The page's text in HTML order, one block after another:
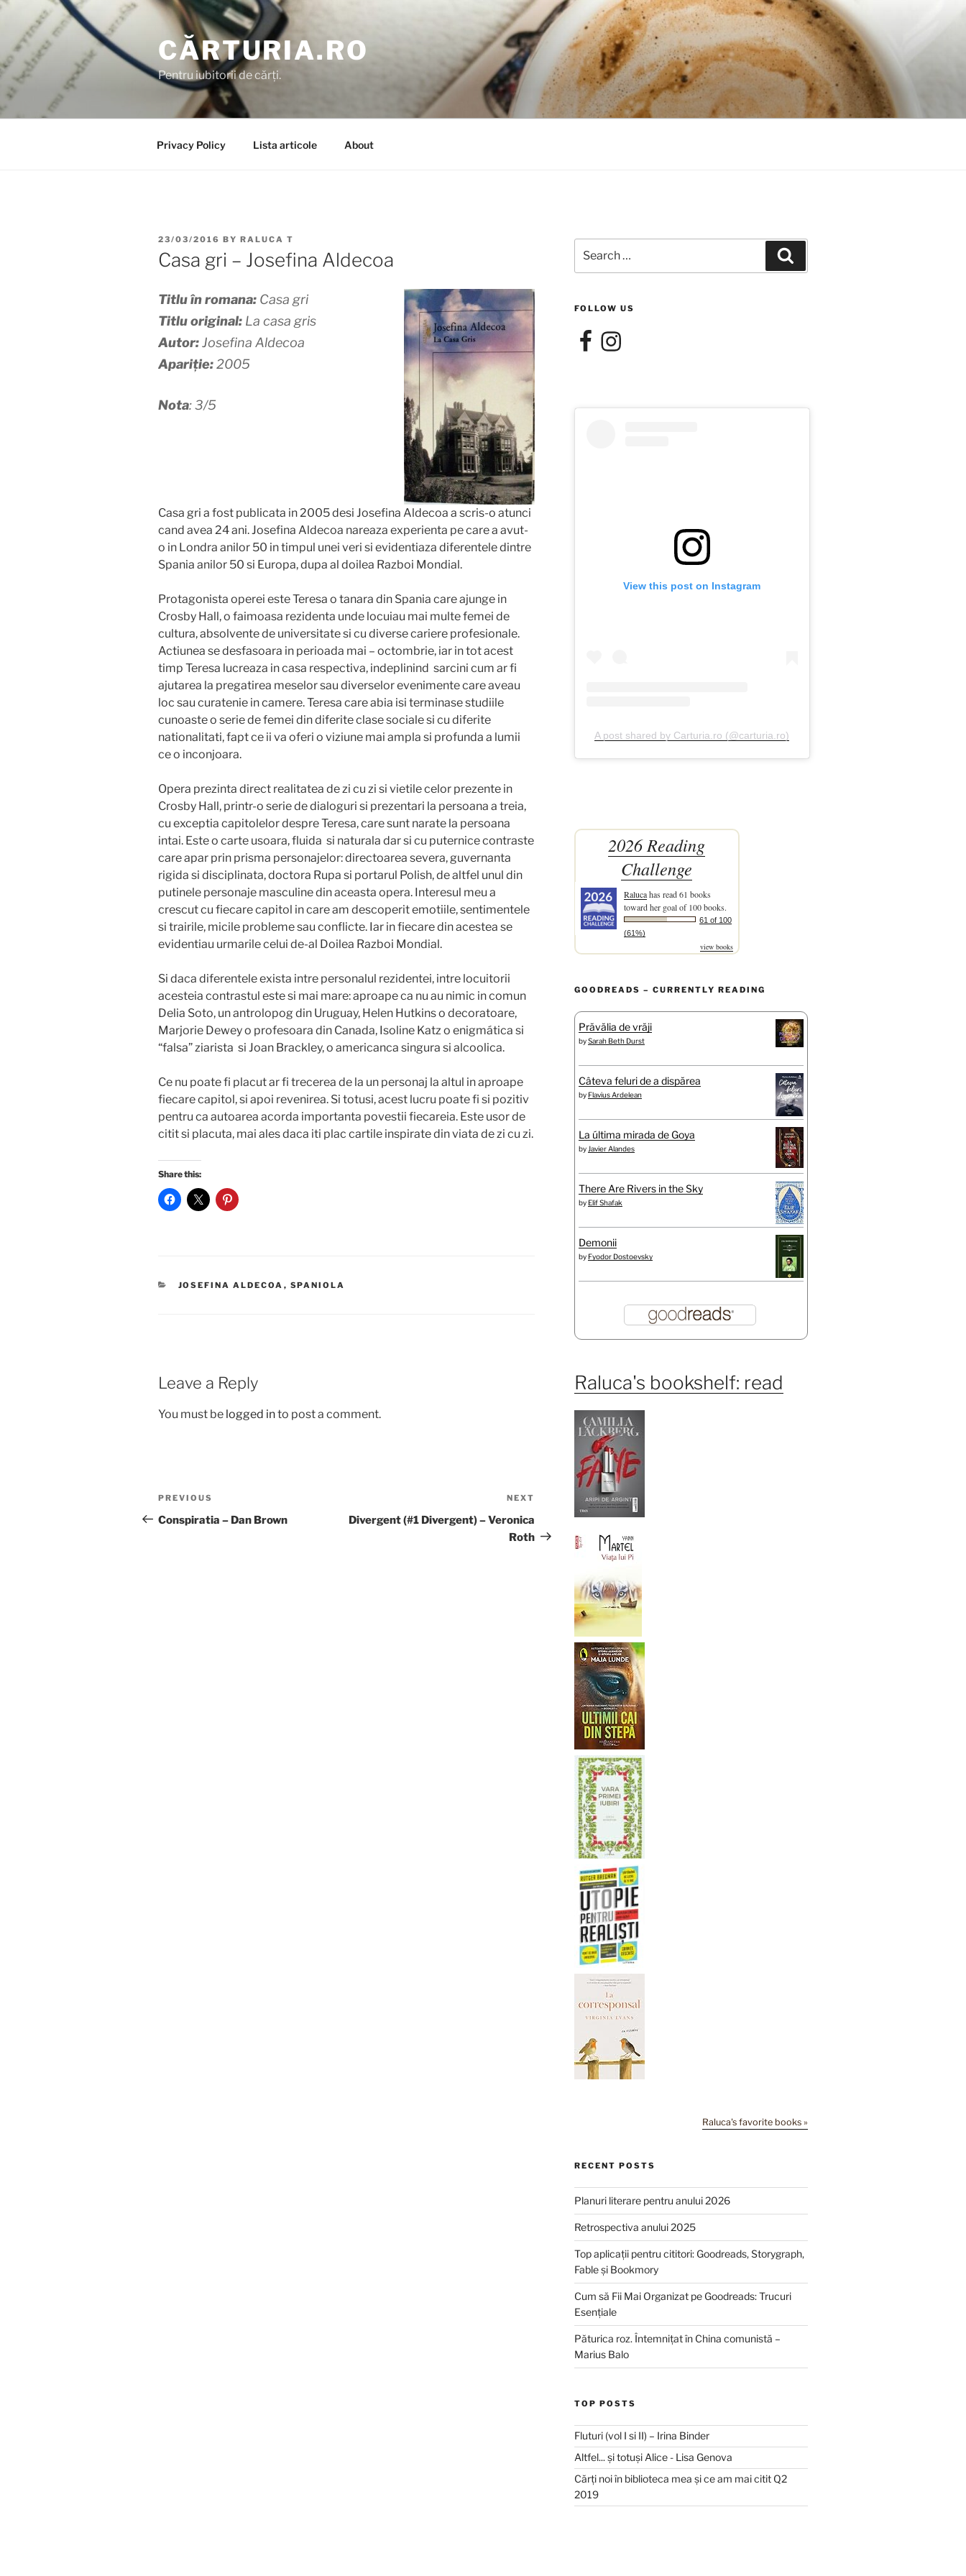
Skip
content
CĂRTURIA.RO
Pentru iubitorii de cărți.
Privacy Policy Lista articole About
POSTED
ON
23/03/2016 BY RALUCA T
Casa gri – Josefina Aldecoa
Titlu în romana: Casa gri
Titlu original: La casa gris
Autor:Josefina Aldecoa
Apariție:2005
Nota: 3/5
Casa gri a fost publicata in 2005 desi Josefina Aldecoa a scris-o atunci
cand avea 24 ani. Josefina Aldecoa nareaza experienta pe care a avut-
o in Londra anilor 50 in timpul unei veri si evidentiaza diferentele dintre
Spania anilor 50 si Europa, dupa al doilea Razboi Mondial.
Protagonista operei este Teresa o tanara din Spania care ajunge in
Crosby Hall, o faimoasa rezidenta unde locuiau mai multe femei de
cultura, absolvente de universitate si cu diverse cariere profesionale.
Actiunea se desfasoara in perioada mai – octombrie, iar in tot acest
timp Teresa lucreaza in casa respectiva, indeplinind sarcini cum ar fi
ajutarea la pregatirea meselor sau diverselor evenimente care aveau
loc sau curatenie in camere. Teresa care abia isi terminase studiile
cunoaste o serie de femei din diferite clase sociale si cu diferite
nationalitati, fapt ce ii va oferi o viziune mai ampla si profunda a lumii
ce o inconjoara.
Opera prezinta direct realitatea de zi cu zi si vietile celor prezente in
Crosby Hall, printr-o serie de dialoguri si prezentari la persoana a treia,
cu exceptia capitolelor despre Teresa, care sunt narate la persoana
intai. Este o carte usoara, fluida si naturala dar si cu puternice contraste
care apar prin prisma personajelor: directoarea severa, guvernanta
rigida si disciplinata, doctora Rupa si portarul Polish, de altfel unul din
putinele personaje masculine din aceasta opera. Interesul meu a
crescut cu fiecare capitol in care am descoperit emotiile, sentimentele
si trairile, micile probleme sau conflicte. Iar in fiecare din acestea se
evidentiau urmarile celui de-al Doilea Razboi Mondial.
Si daca diferentele exista intre personalul rezidentei, intre locuitorii
acesteia contrastul este si mai mare: aproape ca nu au nimic in comun
Delia Soto, un antrolopog din Uruguay, Helen Hutkins o decoratoare,
Marjorie Dewey o profesoara din Canada, Isoline Katz o enigmática si
“falsa” ziarista si Joan Brackley, o americanca singura si alcoolica.
Ce nu poate fi placut ar fi trecerea de la un personaj la altul in aproape
fiecare capitol, si apoi revenirea. Si totusi, acest lucru poate fi si pozitiv
pentru ca autoarea acorda importanta povestii fiecareia. Este usor de
citit si placuta, mai ales daca iti plac cartile inspirate din viata de zi cu zi.
Share this:
CATEGORIES
JOSEFINA ALDECOA , SPANIOLA
Leave a Reply
You must be logged into post a comment.
Post
navigation
Previous
Post
PREVIOUS
Conspiratia – Dan Brown
NEXT
Divergent (#1 Divergent) – Veronica
Roth
for:
FOLLOW US
FacebookInstagram
View this post on Instagram
A post shared by Carturia.ro (@carturia.ro)
2026 Reading
Challenge
Ralucahas read 61 books
toward her goal of 100 books.
61 of 100
(61%)
view books
GOODREADS – CURRENTLY READING
Prăvălia de vrăji
bySarah Beth Durst
Câteva feluri de a dispărea
by Flavius Ardelean
La última mirada de Goya
by Javier Alandes
There Are Rivers in the Sky
by Elif Shafak
Demonii
by Fyodor Dostoevsky
Raluca's bookshelf: read
Raluca's favorite books »
RECENT POSTS
Planuri literare pentru anului 2026
Retrospectiva anului 2025
Top aplicații pentru cititori: Goodreads, Storygraph,
Fable și Bookmory
Cum să Fii Mai Organizat pe Goodreads: Trucuri
Esențiale
Păturica roz. Întemnițat în China comunistă –
Marius Balo
TOP POSTS
Fluturi (vol I si II) – Irina Binder
Altfel... și totuși Alice - Lisa Genova
Cărți noi în biblioteca mea și ce am mai citit Q2
2019